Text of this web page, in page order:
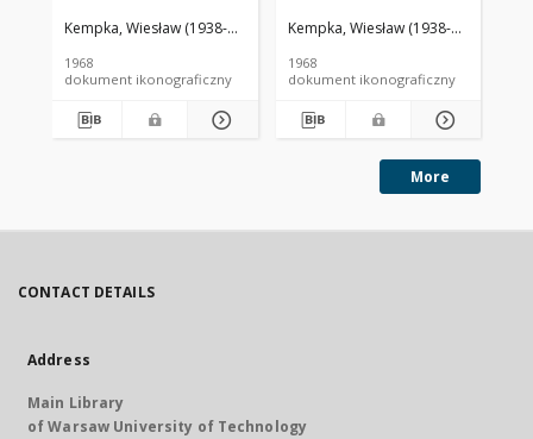
Konkurs SARP nr 414 :
praca nr 10,
równorzędne. Zdj. 2,
Rzut I kondygnacji
Kempka, Wiesław (1938-2017). Architekt Gardulski, Jerzy. Architekt
1968
dokument ikonograficzny
Konkurs SARP nr 414 :
praca nr 10,
równorzędne. Zdj. 1,
Sytuacja
Kempka, Wiesław (1938-2017).
1968
dokument ikonograficzny
More
CONTACT DETAILS
Address
Main Library
of Warsaw University of Technology